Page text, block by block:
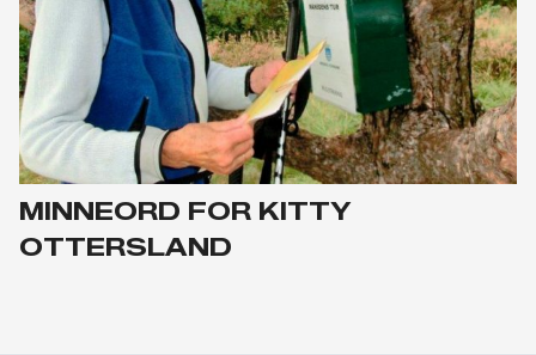
MINNEORD FOR KITTY
OTTERSLAND